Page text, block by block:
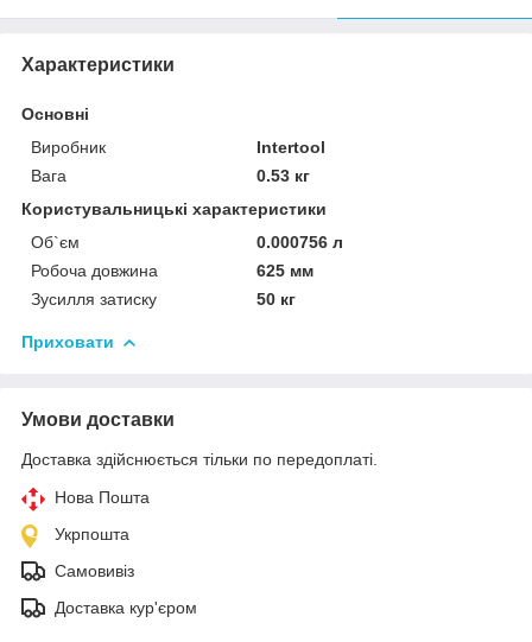
Характеристики
Основні
Виробник
Intertool
Вага
0.53 кг
Користувальницькі характеристики
Об`єм
0.000756 л
Робоча довжина
625 мм
Зусилля затиску
50 кг
Приховати
Умови доставки
Доставка здійснюється тільки по передоплаті.
Нова Пошта
Укрпошта
Самовивіз
Доставка кур'єром